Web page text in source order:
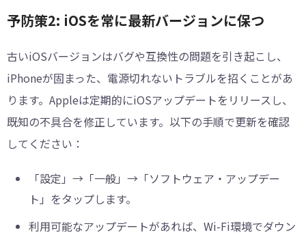
予防策2: iOSを常に最新バージョンに保つ
古いiOSバージョンはバグや互換性の問題を引き起こし、
iPhoneが固まった、電源切れないトラブルを招くことがあ
ります。Appleは定期的にiOSアップデートをリリースし、
既知の不具合を修正しています。以下の手順で更新を確認
してください：
「設定」→「一般」→「ソフトウェア・アップデー
ト」をタップします。
利用可能なアップデートがあれば、Wi-Fi環境でダウン